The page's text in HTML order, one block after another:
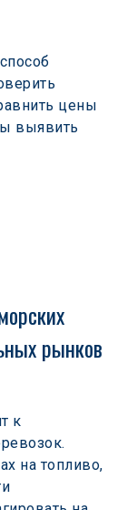
цены
выявить
рынков
к
на топливо,